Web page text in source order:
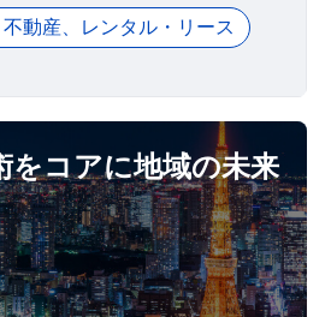
不動産、レンタル・リース
をコアに地域の未来